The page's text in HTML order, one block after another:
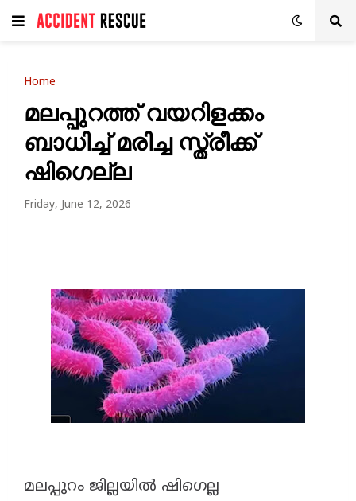
Home
മലപ്പുറത്ത് വയറിളക്കം
ബാധിച്ച് മരിച്ച സ്ത്രീക്ക്
ഷിഗെല്ല
Friday, June 12, 2026
മലപ്പുറം ജില്ലയിൽ ഷിഗെല്ല